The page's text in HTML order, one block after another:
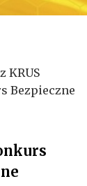
KRUS
Bezpieczne